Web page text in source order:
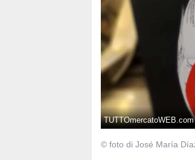
TUTTOmercatoWEB.com
© foto di José María